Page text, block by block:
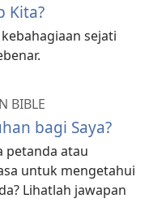
Kita?
sejati
BIBLE
bagi Saya?
petanda atau
untuk mengetahui
Lihatlah jawapan